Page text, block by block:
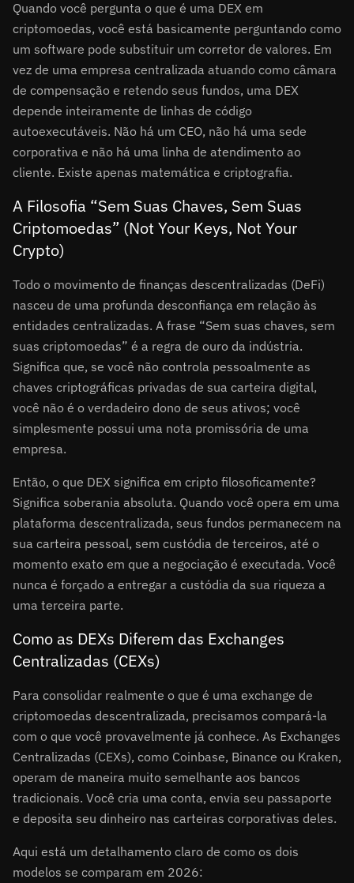
Quando você pergunta o que é uma DEX em
criptomoedas, você está basicamente perguntando como
um software pode substituir um corretor de valores. Em
vez de uma empresa centralizada atuando como câmara
de compensação e retendo seus fundos, uma DEX
depende inteiramente de linhas de código
autoexecutáveis. Não há um CEO, não há uma sede
corporativa e não há uma linha de atendimento ao
cliente. Existe apenas matemática e criptografia.
A Filosofia “Sem Suas Chaves, Sem Suas
Criptomoedas” (Not Your Keys, Not Your
Crypto)
Todo o movimento de finanças descentralizadas (DeFi)
nasceu de uma profunda desconfiança em relação às
entidades centralizadas. A frase “Sem suas chaves, sem
suas criptomoedas” é a regra de ouro da indústria.
Significa que, se você não controla pessoalmente as
chaves criptográficas privadas de sua carteira digital,
você não é o verdadeiro dono de seus ativos; você
simplesmente possui uma nota promissória de uma
empresa.
Então, o que DEX significa em cripto filosoficamente?
Significa soberania absoluta. Quando você opera em uma
plataforma descentralizada, seus fundos permanecem na
sua carteira pessoal, sem custódia de terceiros, até o
momento exato em que a negociação é executada. Você
nunca é forçado a entregar a custódia da sua riqueza a
uma terceira parte.
Como as DEXs Diferem das Exchanges
Centralizadas (CEXs)
Para consolidar realmente o que é uma exchange de
criptomoedas descentralizada, precisamos compará-la
com o que você provavelmente já conhece. As Exchanges
Centralizadas (CEXs), como Coinbase, Binance ou Kraken,
operam de maneira muito semelhante aos bancos
tradicionais. Você cria uma conta, envia seu passaporte
e deposita seu dinheiro nas carteiras corporativas deles.
Aqui está um detalhamento claro de como os dois
modelos se comparam em 2026: